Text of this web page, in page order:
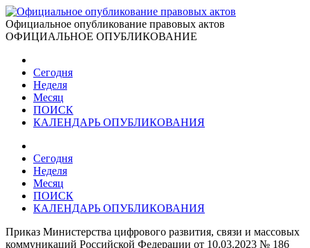
Официальное опубликование правовых актов
ОФИЦИАЛЬНОЕ ОПУБЛИКОВАНИЕ
Сегодня
Неделя
Месяц
ПОИСК
КАЛЕНДАРЬ ОПУБЛИКОВАНИЯ
Сегодня
Неделя
Месяц
ПОИСК
КАЛЕНДАРЬ ОПУБЛИКОВАНИЯ
Приказ Министерства цифрового развития, связи и массовых
коммуникаций Российской Федерации от 10.03.2023 № 186